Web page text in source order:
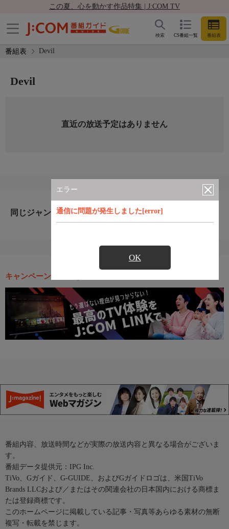
この夏、心を動かす作品特集 | J:COM TV
CS番組一覧 番組表
検索
番組表 Devil
エラー
通信に問題が発生しました[error]
OK
Devil
直近の放送予定はありません
同じジャンルのおすすめ番組
キャンペーン・お得な情報
番組内容、放送時間などが実際の放送内容と異なる場合がございま
す。
番組データ提供元：IPG Inc.
TiVo、Gガイド、G-GUIDE、およびGガイドロゴは、米国TiVo
Brands LLCおよび／またはその関連会社の日本国内における商標ま
たは登録商標です。
このホームページに掲載している記事・写真等あらゆる素材の無断
複写・転載を禁じます。